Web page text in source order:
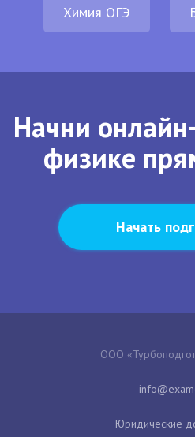
Химия ОГЭ
Начни
физике
Начать
ООО
Юридические